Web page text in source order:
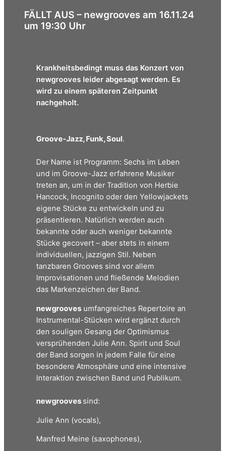
FÄLLT AUS – newgrooves am 16.11.24
um 19:30 Uhr
Krankheitsbedingt muss das Konzert von
newgrooves leider abgesagt werden. Es
wird zu einem späteren Zeitpunkt
nachgeholt.
Groove-Jazz, Funk, Soul.
Der Name ist Programm: Sechs im Leben
und im Groove-Jazz erfahrene Musiker
treten an, um in der Tradition von Herbie
Hancock, Incognito oder den Yellowjackets
eigene Stücke zu entwickeln und zu
präsentieren. Natürlich werden auch
bekannte oder auch weniger bekannte
Stücke gecovert – aber stets in einem
individuellen, jazzigen Stil. Neben
tanzbaren Grooves sind vor allem
Improvisationen und fließende Melodien
das Markenzeichen der Band.
newgrooves umfangreiches Repertoire an
Instrumental-Stücken wird ergänzt durch
den souligen Gesang der Optimismus
versprühenden Julie Ann. Spirit und Soul
der Band sorgen in jedem Falle für eine
besondere Atmosphäre und eine intensive
Interaktion zwischen Band und Publikum.
newgrooves sind:
Julie Ann (vocals),
Manfred Meine (saxophones),